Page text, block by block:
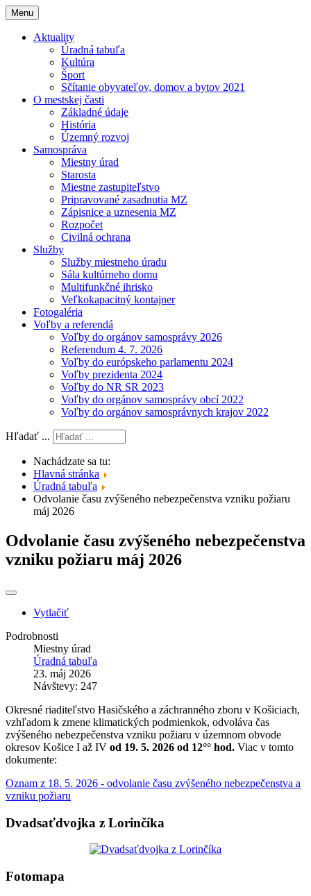
Menu
Aktuality
Úradná tabuľa
Kultúra
Šport
Sčítanie obyvateľov, domov a bytov 2021
O mestskej časti
Základné údaje
História
Územný rozvoj
Samospráva
Miestny úrad
Starosta
Miestne zastupiteľstvo
Pripravované zasadnutia MZ
Zápisnice a uznesenia MZ
Rozpočet
Civilná ochrana
Služby
Služby miestneho úradu
Sála kultúrneho domu
Multifunkčné ihrisko
Veľkokapacitný kontajner
Fotogaléria
Voľby a referendá
Voľby do orgánov samosprávy 2026
Referendum 4. 7. 2026
Voľby do európskeho parlamentu 2024
Voľby prezidenta 2024
Voľby do NR SR 2023
Voľby do orgánov samosprávy obcí 2022
Voľby do orgánov samosprávnych krajov 2022
Hľadať ...
Nachádzate sa tu:
Hlavná stránka
Úradná tabuľa
Odvolanie času zvýšeného nebezpečenstva vzniku požiaru
máj 2026
Odvolanie času zvýšeného nebezpečenstva
vzniku požiaru máj 2026
Vytlačiť
Podrobnosti
Miestny úrad
Úradná tabuľa
23. máj 2026
Návštevy: 247
Okresné riaditeľstvo Hasičského a záchranného zboru v Košiciach,
vzhľadom k zmene klimatických podmienkok, odvoláva čas
zvýšeného nebezpečenstva vzniku požiaru v územnom obvode
okresov Košice I až IV od 19. 5. 2026 od 12°° hod. Viac v tomto
dokumente:
Oznam z 18. 5. 2026 - odvolanie času zvýšeného nebezpečenstva a
vzniku požiaru
Dvadsaťdvojka z Lorinčíka
Fotomapa